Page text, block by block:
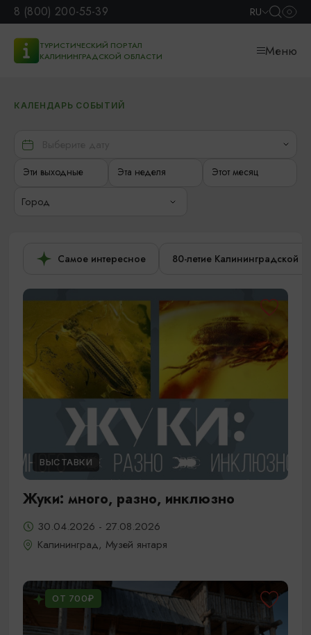
8 (800) 200-55-39 RU
ТУРИСТИЧЕСКИЙ ПОРТАЛ
КАЛИНИНГРАДСКОЙ ОБЛАСТИ
Меню
КАЛЕНДАРЬ СОБЫТИЙ
Эти выходные Эта неделя Этот месяц
Город
Самое интересное 80-летие Калининградской
ВЫСТАВКИ
Жуки: много, разно, инклюзно
30.04.2026 - 27.08.2026
Калининград, Музей янтаря
ОТ 700₽